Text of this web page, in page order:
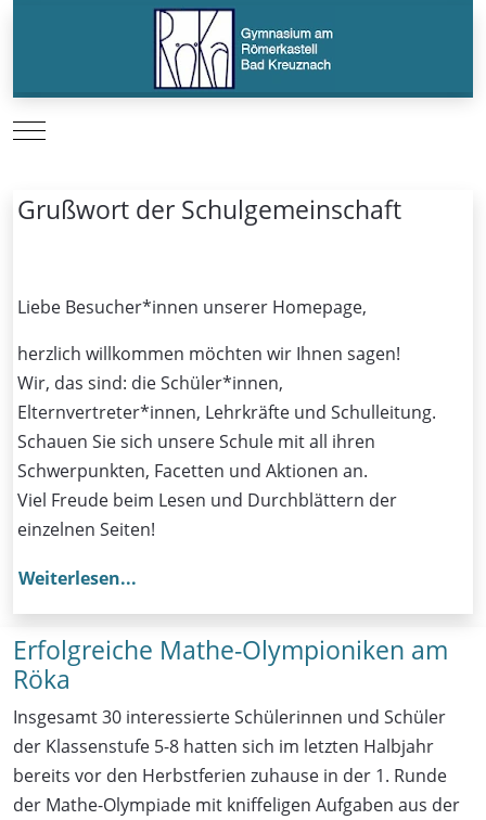
Mobile Menu Toggle
Grußwort der Schulgemeinschaft
Liebe Besucher*innen unserer Homepage,
herzlich willkommen möchten wir Ihnen sagen!
Wir, das sind: die Schüler*innen,
Elternvertreter*innen, Lehrkräfte und Schulleitung.
Schauen Sie sich unsere Schule mit all ihren
Schwerpunkten, Facetten und Aktionen an.
Viel Freude beim Lesen und Durchblättern der
einzelnen Seiten!
Weiterlesen...
Erfolgreiche Mathe-Olympioniken am
Röka
Insgesamt 30 interessierte Schülerinnen und Schüler
der Klassenstufe 5-8 hatten sich im letzten Halbjahr
bereits vor den Herbstferien zuhause in der 1. Runde
der Mathe-Olympiade mit kniffeligen Aufgaben aus der